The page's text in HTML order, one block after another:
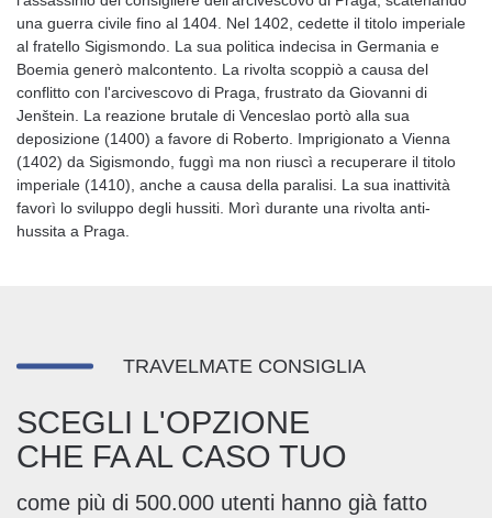
una guerra civile fino al 1404. Nel 1402, cedette il titolo imperiale
al fratello Sigismondo. La sua politica indecisa in Germania e
Boemia generò malcontento. La rivolta scoppiò a causa del
conflitto con l'arcivescovo di Praga, frustrato da Giovanni di
Jenštein. La reazione brutale di Venceslao portò alla sua
deposizione (1400) a favore di Roberto. Imprigionato a Vienna
(1402) da Sigismondo, fuggì ma non riuscì a recuperare il titolo
imperiale (1410), anche a causa della paralisi. La sua inattività
favorì lo sviluppo degli hussiti. Morì durante una rivolta anti-
hussita a Praga.
TRAVELMATE CONSIGLIA
SCEGLI L'OPZIONE
CHE FA AL CASO TUO
come più di 500.000 utenti hanno già fatto